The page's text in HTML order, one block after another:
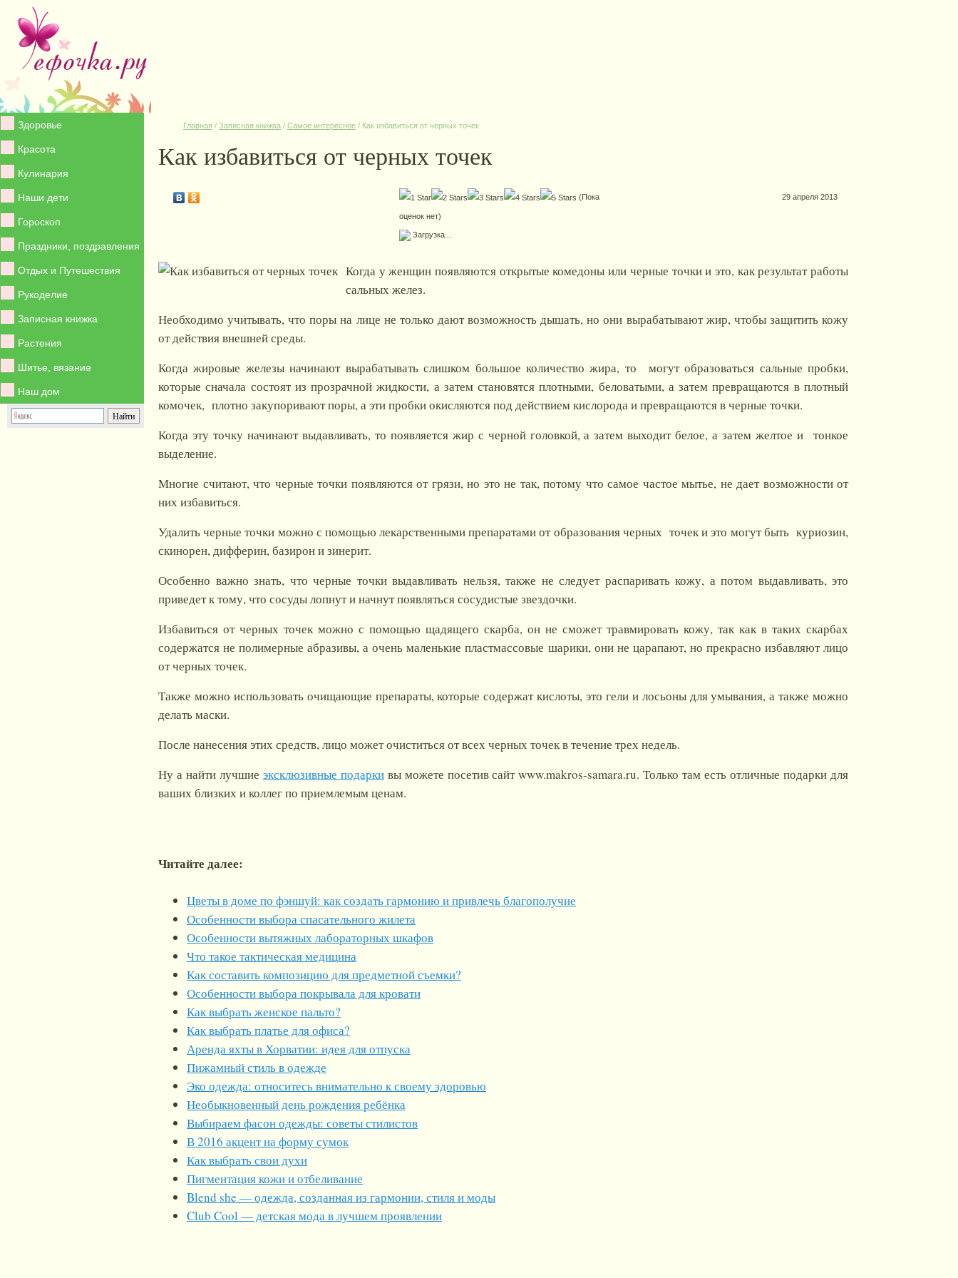
Здоровье
Красота
Кулинария
Наши дети
Гороскоп
Праздники, поздравления
Отдых и Путешествия
Рукоделие
Записная книжка
Растения
Шитье, вязание
Наш дом
Главная / Записная книжка / Самое интересное / Как избавиться от черных точек
Как избавиться от черных точек
(Пока
оценок нет)
Загрузка...
29 апреля 2013
Когда у женщин появляются открытые комедоны или черные точки и это, как результат работы
сальных желез.
Необходимо учитывать, что поры на лице не только дают возможность дышать, но они вырабатывают жир, чтобы защитить кожу
от действия внешней среды.
Когда жировые железы начинают вырабатывать слишком большое количество жира, то могут образоваться сальные пробки,
которые сначала состоят из прозрачной жидкости, а затем становятся плотными, беловатыми, а затем превращаются в плотный
комочек, плотно закупоривают поры, а эти пробки окисляются под действием кислорода и превращаются в черные точки.
Когда эту точку начинают выдавливать, то появляется жир с черной головкой, а затем выходит белое, а затем желтое и тонкое
выделение.
Многие считают, что черные точки появляются от грязи, но это не так, потому что самое частое мытье, не дает возможности от
них избавиться.
Удалить черные точки можно с помощью лекарственными препаратами от образования черных точек и это могут быть куриозин,
скинорен, дифферин, базирон и зинерит.
Особенно важно знать, что черные точки выдавливать нельзя, также не следует распаривать кожу, а потом выдавливать, это
приведет к тому, что сосуды лопнут и начнут появляться сосудистые звездочки.
Избавиться от черных точек можно с помощью щадящего скарба, он не сможет травмировать кожу, так как в таких скарбах
содержатся не полимерные абразивы, а очень маленькие пластмассовые шарики, они не царапают, но прекрасно избавляют лицо
от черных точек.
Также можно использовать очищающие препараты, которые содержат кислоты, это гели и лосьоны для умывания, а также можно
делать маски.
После нанесения этих средств, лицо может очиститься от всех черных точек в течение трех недель.
Ну а найти лучшие эксклюзивные подаркивы можете посетив сайт www.makros-samara.ru. Только там есть отличные подарки для
ваших близких и коллег по приемлемым ценам.
Читайте далее:
Цветы в доме по фэншуй: как создать гармонию и привлечь благополучие
Особенности выбора спасательного жилета
Особенности вытяжных лабораторных шкафов
Что такое тактическая медицина
Как составить композицию для предметной съемки?
Особенности выбора покрывала для кровати
Как выбрать женское пальто?
Как выбрать платье для офиса?
Аренда яхты в Хорватии: идея для отпуска
Пижамный стиль в одежде
Эко одежда: относитесь внимательно к своему здоровью
Необыкновенный день рождения ребёнка
Выбираем фасон одежды: советы стилистов
В 2016 акцент на форму сумок
Как выбрать свои духи
Пигментация кожи и отбеливание
Blend she — одежда, созданная из гармонии, стиля и моды
Club Cool — детская мода в лучшем проявлении